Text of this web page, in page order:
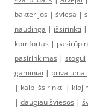
bakterijos | šviesa |
naudinga | išsirinkti |
komfortas |
pasirinkimas | stogui
gaminiai | privalumai
| kaip išsirinkti |
| daugiau šviesos |